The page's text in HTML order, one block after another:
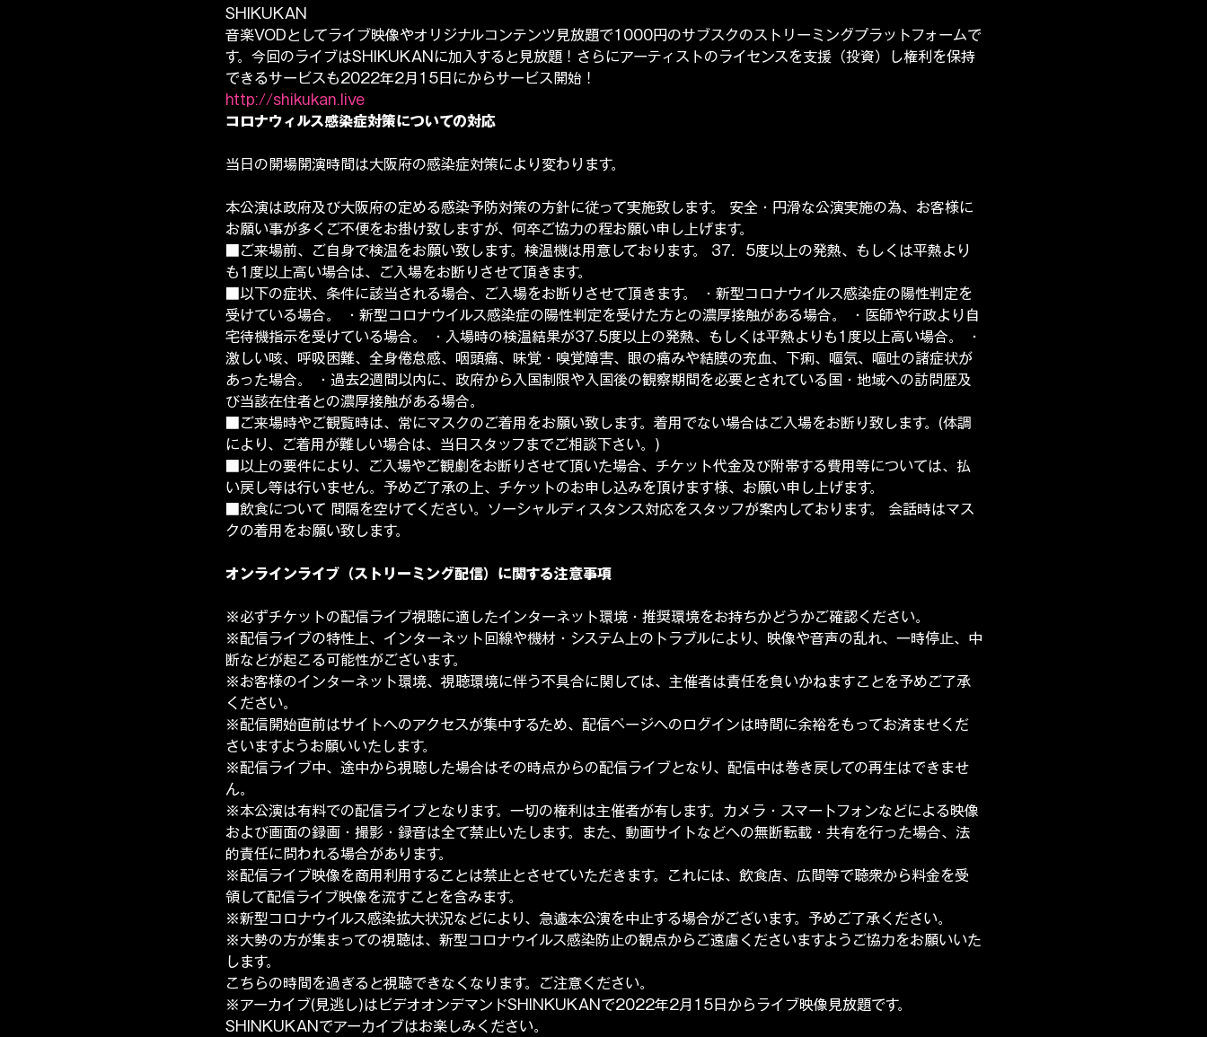
SHIKUKAN
音楽VODとしてライブ映像やオリジナルコンテンツ見放題で1000円のサブスクのストリーミングプラットフォームで
す。今回のライブはSHIKUKANに加入すると見放題！さらにアーティストのライセンスを支援（投資）し権利を保持
できるサービスも2022年2月15日にからサービス開始！
http://shikukan.live
コロナウィルス感染症対策についての対応
当日の開場開演時間は大阪府の感染症対策により変わります。
本公演は政府及び大阪府の定める感染予防対策の方針に従って実施致します。 安全・円滑な公演実施の為、お客様に
お願い事が多くご不便をお掛け致しますが、何卒ご協力の程お願い申し上げます。
■ご来場前、ご自身で検温をお願い致します。検温機は用意しております。 37．5度以上の発熱、もしくは平熱より
も1度以上高い場合は、ご入場をお断りさせて頂きます。
■以下の症状、条件に該当される場合、ご入場をお断りさせて頂きます。 ・新型コロナウイルス感染症の陽性判定を
受けている場合。 ・新型コロナウイルス感染症の陽性判定を受けた方との濃厚接触がある場合。 ・医師や行政より自
宅待機指示を受けている場合。 ・入場時の検温結果が37.5度以上の発熱、もしくは平熱よりも1度以上高い場合。 ・
激しい咳、呼吸困難、全身倦怠感、咽頭痛、味覚・嗅覚障害、眼の痛みや結膜の充血、下痢、嘔気、嘔吐の諸症状が
あった場合。 ・過去2週間以内に、政府から入国制限や入国後の観察期間を必要とされている国・地域への訪問歴及
び当該在住者との濃厚接触がある場合。
■ご来場時やご観覧時は、常にマスクのご着用をお願い致します。着用でない場合はご入場をお断り致します。(体調
により、ご着用が難しい場合は、当日スタッフまでご相談下さい。)
■以上の要件により、ご入場やご観劇をお断りさせて頂いた場合、チケット代金及び附帯する費用等については、払
い戻し等は行いません。予めご了承の上、チケットのお申し込みを頂けます様、お願い申し上げます。
■飲食について 間隔を空けてください。ソーシャルディスタンス対応をスタッフが案内しております。 会話時はマス
クの着用をお願い致します。
オンラインライブ（ストリーミング配信）に関する注意事項
※必ずチケットの配信ライブ視聴に適したインターネット環境・推奨環境をお持ちかどうかご確認ください。
※配信ライブの特性上、インターネット回線や機材・システム上のトラブルにより、映像や音声の乱れ、一時停止、中
断などが起こる可能性がございます。
※お客様のインターネット環境、視聴環境に伴う不具合に関しては、主催者は責任を負いかねますことを予めご了承
ください。
※配信開始直前はサイトへのアクセスが集中するため、配信ページへのログインは時間に余裕をもってお済ませくだ
さいますようお願いいたします。
※配信ライブ中、途中から視聴した場合はその時点からの配信ライブとなり、配信中は巻き戻しての再生はできませ
ん。
※本公演は有料での配信ライブとなります。一切の権利は主催者が有します。カメラ・スマートフォンなどによる映像
および画面の録画・撮影・録音は全て禁止いたします。また、動画サイトなどへの無断転載・共有を行った場合、法
的責任に問われる場合があります。
※配信ライブ映像を商用利用することは禁止とさせていただきます。これには、飲食店、広間等で聴衆から料金を受
領して配信ライブ映像を流すことを含みます。
※新型コロナウイルス感染拡大状況などにより、急遽本公演を中止する場合がございます。予めご了承ください。
※大勢の方が集まっての視聴は、新型コロナウイルス感染防止の観点からご遠慮くださいますようご協力をお願いいた
します。
こちらの時間を過ぎると視聴できなくなります。ご注意ください。
※アーカイブ(見逃し)はビデオオンデマンドSHINKUKANで2022年2月15日からライブ映像見放題です。
SHINKUKANでアーカイブはお楽しみください。